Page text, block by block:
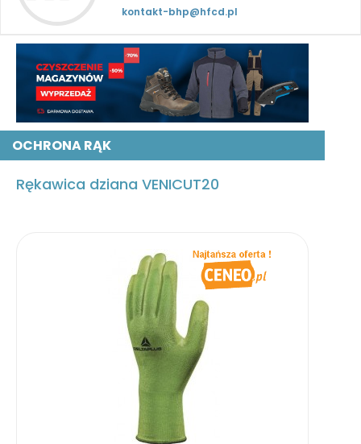
kontakt-bhp@hfcd.pl
OCHRONA RĄK
Rękawica dziana VENICUT20